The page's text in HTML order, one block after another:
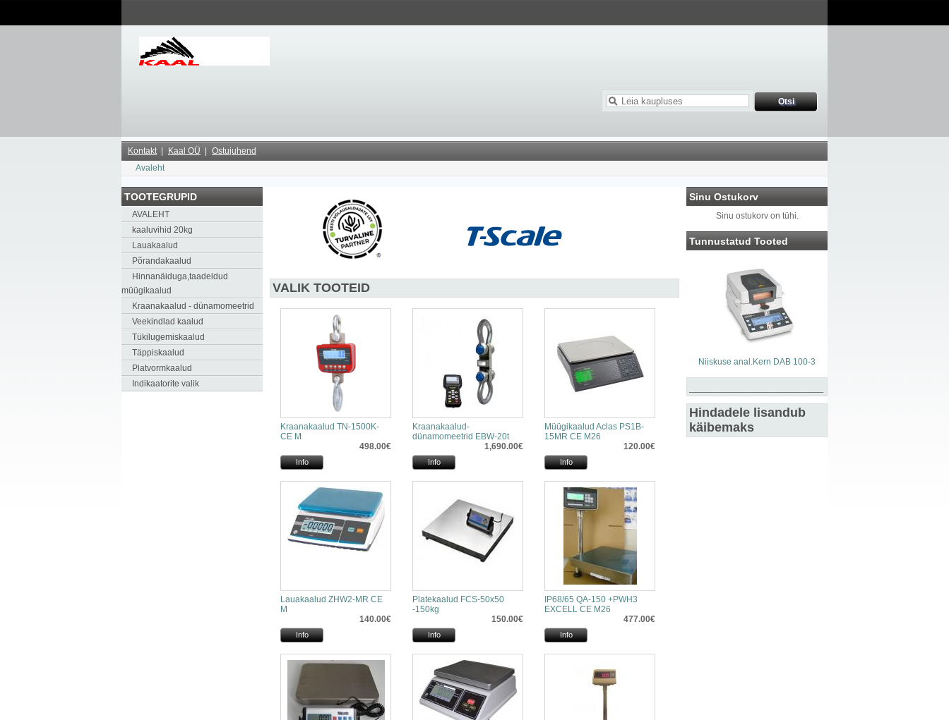
Kontakt Kaal OÜ
Ostujuhend
Avaleht
TOOTEGRUPID
AVALEHT
kaaluvihid 20kg
Lauakaalud
Põrandakaalud
Hinnanäiduga,taadeldud
müügikaalud
Kraanakaalud - dünamomeetrid
Veekindlad kaalud
Tükilugemiskaalud
Täppiskaalud
Platvormkaalud
Indikaatorite valik
Sinu Ostukorv
Sinu ostukorv on tühi.
Tunnustatud Tooted
Niiskuse anal.Kern DAB 100-3
Hindadele lisandub
käibemaks
VALIK TOOTEID
Kraanakaalud TN-1500K-
CE M
498.00€
Info
Kraanakaalud-
dünamomeetrid EBW-20t
1,690.00€
Info
Müügikaalud Aclas PS1B-
15MR CE M26
120.00€
Info
Lauakaalud ZHW2-MR CE
M
140.00€
Info
Platekaalud FCS-50x50
-150kg
150.00€
Info
IP68/65 QA-150 +PWH3
EXCELL CE M26
477.00€
Info